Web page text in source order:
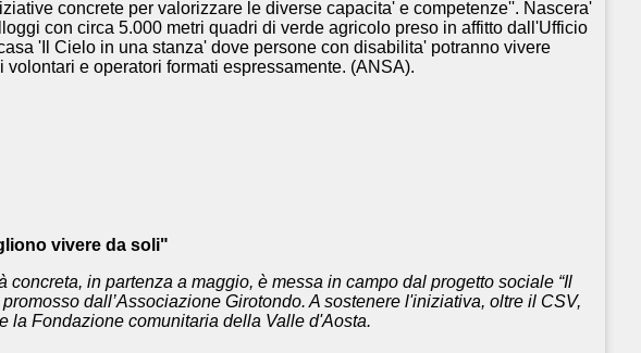
concrete per valorizzare le diverse capacita' e competenze''. Nascera'
con circa 5.000 metri quadri di verde agricolo preso in affitto dall'Ufficio
'Il Cielo in una stanza' dove persone con disabilita' potranno vivere
e operatori formati espressamente. (ANSA).
vivere da soli"
concreta, in partenza a maggio, è messa in campo dal progetto sociale “Il
dall’Associazione Girotondo. A sostenere l'iniziativa, oltre il CSV,
la Fondazione comunitaria della Valle d'Aosta.